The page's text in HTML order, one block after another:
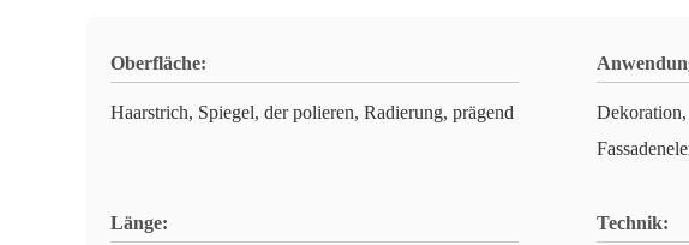
Oberfläche:
Haarstrich, Spiegel, der polieren, Radierung, prägend
Länge: Technik: